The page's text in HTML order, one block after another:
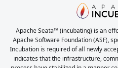
Apache Seata™ (incubating) is an
Apache Software Foundation (ASF),
Incubation is required of all newly
indicates that the infrastructure,